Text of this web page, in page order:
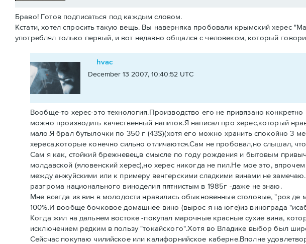
Браво! Готов подписаться под каждым словом.
Кстати, хотел спросить такую вещь. Вы наверняка пробовали крымский херес
употреблял только первый, и вот недавно общался с человеком, который
hvac
December 13 2007, 10:40:52 UTC
Вообще-то херес-это технология.Производство его не привязано
можно производить качественный напиток.Я написал про херес,который
мало.Я брал бутылочки по 350 г (43$)(хотя его можно хранить спокойно 3
хереса,которые конечно сильно отличаются.Сам не пробовал,но слышал,
Сам я как, стойкий брежневец,в смысле по году рождения и бытовым
молдавской (яловенский херес),но херес никогда не пил.Не мое это,
между анжуйскими или к примеру венгерскими сладкими винами не
разгрома национального виноделия пятнистым в 1985г -даже не знаю.
Мне всегда из вин в молодости нравились обыкновенные столовые, "роз
100%.И вообще бочковое домашнее вино (вырос я на юге)из винограда
Когда жил на дальнем востоке -покупал марочные красные сухие вина,
исключением редким в пользу "токайского".Хотя во Владике выбор был
Сейсчас покупаю чилийское или калифорнийское каберне.Вполне